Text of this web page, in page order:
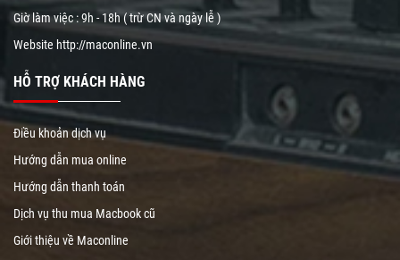
Giờ làm việc : 9h - 18h ( trừ CN và ngày lễ )
Website http://maconline.vn
HỖ TRỢ KHÁCH HÀNG
Điều khoản dịch vụ
Hướng dẫn mua online
Hướng dẫn thanh toán
Dịch vụ thu mua Macbook cũ
Giới thiệu về Maconline